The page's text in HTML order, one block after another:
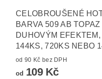
CELOBROUŠENÉ
BARVA 509 AB
DUHOVÝM
144KS, 720KS NEBO
od 90 Kč bez DPH
od 109 Kč